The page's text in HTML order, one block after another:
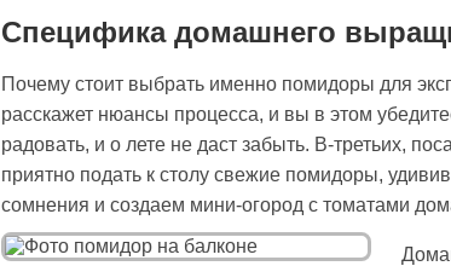
Специфика домашнего
Почему стоит выбрать именно помидоры для
расскажет нюансы процесса, и вы в этом
радовать, и о лете не даст забыть. В-третьих,
приятно подать к столу свежие помидоры,
сомнения и создаем мини-огород с томатами